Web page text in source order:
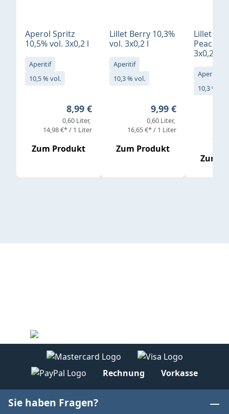
Aperol Spritz
10,5% vol. 3x0,2 l
Aperitif
10,5 % vol.
Regulärer Preis:
8,99 €
0,60 Liter
14,98 €* / 1 Liter
Zum Produkt
Lillet Berry 10,3%
vol. 3x0,2 l
Aperitif
10,3 % vol.
Regulärer Preis:
9,99 €
0,60 Liter
16,65 €* / 1 Liter
Zum Produkt
Lillet
Peach
3x0,2 l
Aperitif
10,3 % vol.
Zum
Rechnung Vorkasse
Sie haben Fragen?